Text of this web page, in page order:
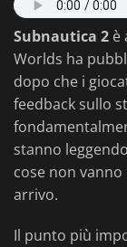
Subnautica 2 è
Worlds ha
dopo che i
feedback sullo
stanno
cose non
arrivo.
Il punto più